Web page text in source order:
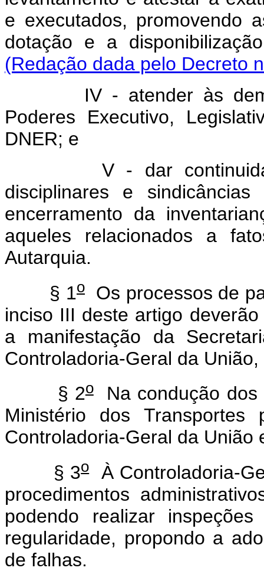
e executados, promovendo
dotação e a
(Redação dada pelo Decreto
IV - atender às
Poderes Executivo,
DNER; e
V - dar
disciplinares e
encerramento da
aqueles relacionados a
Autarquia.
§ 1o
Os processos de
inciso III deste artigo
a manifestação da
Controladoria-Geral da
§ 2oNa condução dos
Ministério dos
Controladoria-Geral da União
§ 3oÀ Controladoria-
procedimentos
podendo realizar
regularidade, propondo a
de falhas.